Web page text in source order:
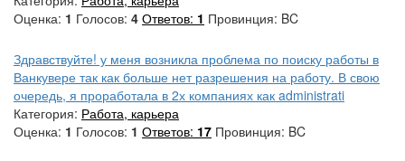
Оценка: 1 Голосов: 4 Ответов: 1 Провинция: BC
Здравствуйте! у меня возникла проблема по поиску работы в
Ванкувере так как больше нет разрешения на работу. В свою
очередь, я проработала в 2х компаниях как administrati
Категория: Работа, карьера
Оценка: 1 Голосов: 1 Ответов: 17 Провинция: BC